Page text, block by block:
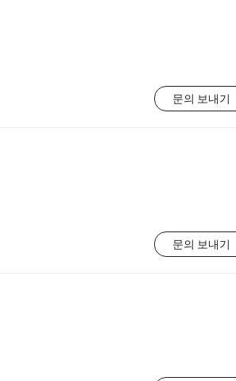
문의 보내기
문의 보내기